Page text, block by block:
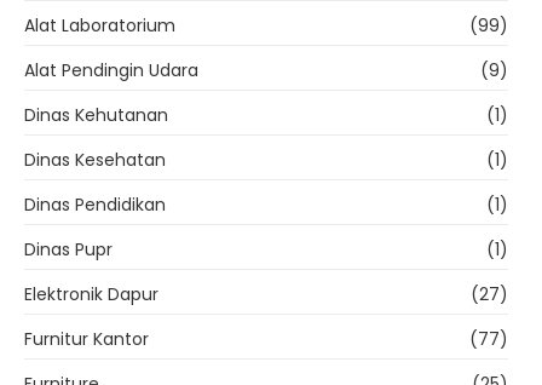
Alat Laboratorium
(99)
Alat Pendingin Udara
(9)
Dinas Kehutanan
(1)
Dinas Kesehatan
(1)
Dinas Pendidikan
(1)
Dinas Pupr
(1)
Elektronik Dapur
(27)
Furnitur Kantor
(77)